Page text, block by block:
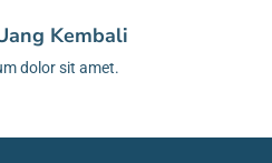
Kembali
dolor sit amet.